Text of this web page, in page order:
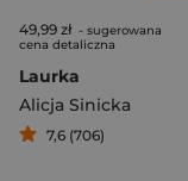
49,99 zł - sugerowana
cena detaliczna
Laurka
Alicja Sinicka
7,6 (706)